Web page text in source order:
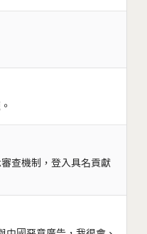
查機制，登入具名貢獻